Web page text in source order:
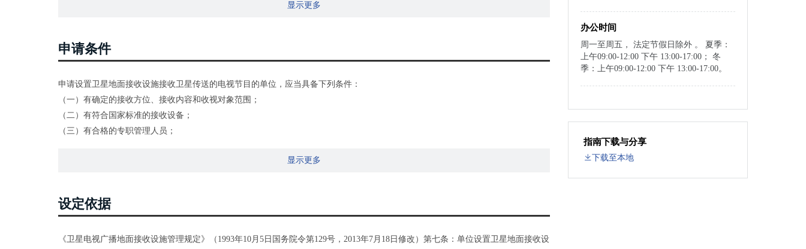
显示更多
申请条件
申请设置卫星地面接收设施接收卫星传送的电视节目的单位，应当具备下列条件：
（一）有确定的接收方位、接收内容和收视对象范围；
（二）有符合国家标准的接收设备；
（三）有合格的专职管理人员；
显示更多
设定依据
《卫星电视广播地面接收设施管理规定》（1993年10月5日国务院令第129号，2013年7月18日修改）第七条：单位设置卫星地面接收设
办公时间
周一至周五， 法定节假日除外 。 夏季：
上午09:00-12:00 下午 13:00-17:00； 冬
季：上午09:00-12:00 下午 13:00-17:00。
指南下载与分享
下载至本地